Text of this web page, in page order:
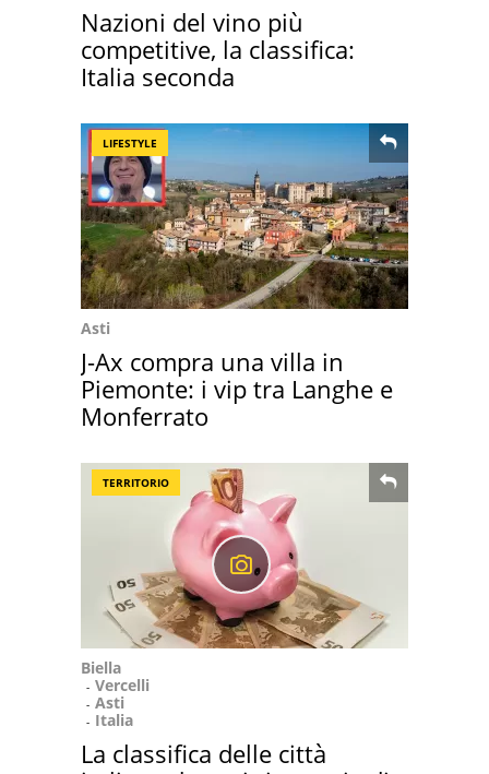
Nazioni del vino più
competitive, la classifica:
Italia seconda
LIFESTYLE
Asti
J-Ax compra una villa in
Piemonte: i vip tra Langhe e
Monferrato
TERRITORIO
Biella
Vercelli
Asti
Italia
La classifica delle città